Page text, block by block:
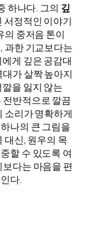
하나다. 그의 깊
서정적인 이야기
의 중저음 톤이
과한 기교보다는
게 깊은 공감대
가 살짝 높아지
을 잃지 않는
반적으로 깔끔
소리가 명확하게
나의 큰 그림을
대신, 원우의 목
할 수 있도록 여
다는 마음을 편
다.